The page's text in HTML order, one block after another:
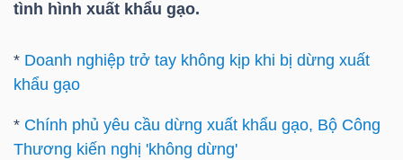
tình hình xuất khẩu gạo.
* Doanh nghiệp trở tay không kịp khi bị dừng xuất
khẩu gạo
* Chính phủ yêu cầu dừng xuất khẩu gạo, Bộ Công
Thương kiến nghị 'không dừng'
SẢN